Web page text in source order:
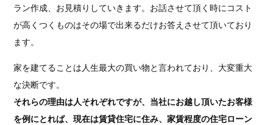
ラン作成、お見積りしていきます。お話させて頂く時にコスト
が高くつくものはその場で出来るだけお答えさせて頂いており
ます。
家を建てることは人生最大の買い物と言われており、大変重大
な決断です。
それらの理由は人それぞれですが、当社にお越し頂いたお客様
を例にとれば、現在は賃貸住宅に住み、家賃程度の住宅ローン